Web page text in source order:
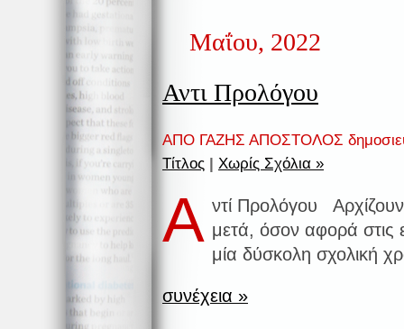
Μαΐου, 2022
Αντι Προλόγου
ΑΠΟ ΓΑΖΗΣ ΑΠΟΣΤΟΛΟΣ
Τίτλος | Χωρίς Σχόλια »
Α ντί Προλόγου
μετά, όσον αφορά στις
μία δύσκολη σχολική
συνέχεια »